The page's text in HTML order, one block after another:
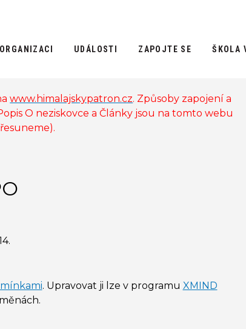
www.himalajskypatron.cz. Způsoby zapojení a
O neziskovce a Články jsou na tomto webu
.
. Upravovat ji lze v programu XMIND
UDÁLOSTI ZAPOJTE SE ŠKOLA